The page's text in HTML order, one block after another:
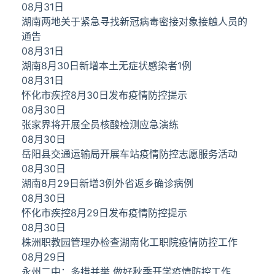
08月31日
湖南两地关于紧急寻找新冠病毒密接对象接触人员的
通告
08月31日
湖南8月30日新增本土无症状感染者1例
08月31日
怀化市疾控8月30日发布疫情防控提示
08月30日
张家界将开展全员核酸检测应急演练
08月30日
​岳阳县交通运输局开展车站疫情防控志愿服务活动
08月30日
湖南8月29日新增3例外省返乡确诊病例
08月30日
怀化市疾控8月29日发布疫情防控提示
08月30日
株洲职教园管理办检查湖南化工职院疫情防控工作
08月29日
永州二中：多措并举 做好秋季开学疫情防控工作